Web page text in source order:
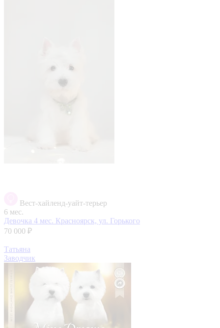
Вест-хайленд-уайт-терьер
6 мес.
Девочка 4 мес. Красноярск, ул. Горького
70 000 ₽
Татьяна
Заводчик